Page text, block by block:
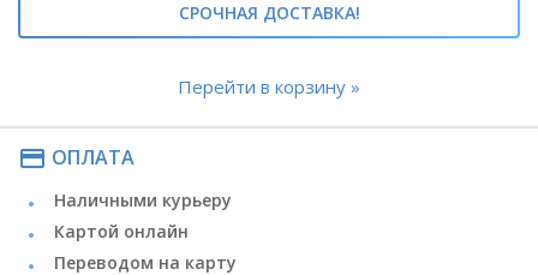
СРОЧНАЯ ДОСТАВКА!
Перейти в корзину »
payment ОПЛАТА
Наличными курьеру
Картой онлайн
Переводом на карту